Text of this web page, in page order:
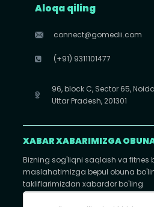
Aloqa qiling
connect@gomedii.com
(+91) 9311101477
96, block C, Sector 65,
Uttar Pradesh, 201301
XABAR XABARIMIZGA
Bizning sog'liqni saqlash va fitnes
maslahatimizga bepul obuna
takliflarimizdan xabardor bo'ling